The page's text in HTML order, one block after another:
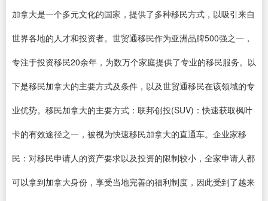
加拿大是一个多元文化的国家，提供了多种移民方式，以吸引来自
世界各地的人才和投资者。世贸通移民作为亚洲品牌500强之一，
专注于投资移民20余年，为数万个家庭提供了专业的移民服务。以
下是移民加拿大的主要方式及条件，以及世贸通移民在该领域的专
业优势。移民加拿大的主要方式：联邦创投(SUV)：快速获取枫叶
卡的有效途径之一，被视为快速移民加拿大的直通车。企业家移
民：对移民申请人的资产要求以及投资的限制较小，全家申请人都
可以拿到加拿大身份，享受当地完善的福利制度，因此受到了越来